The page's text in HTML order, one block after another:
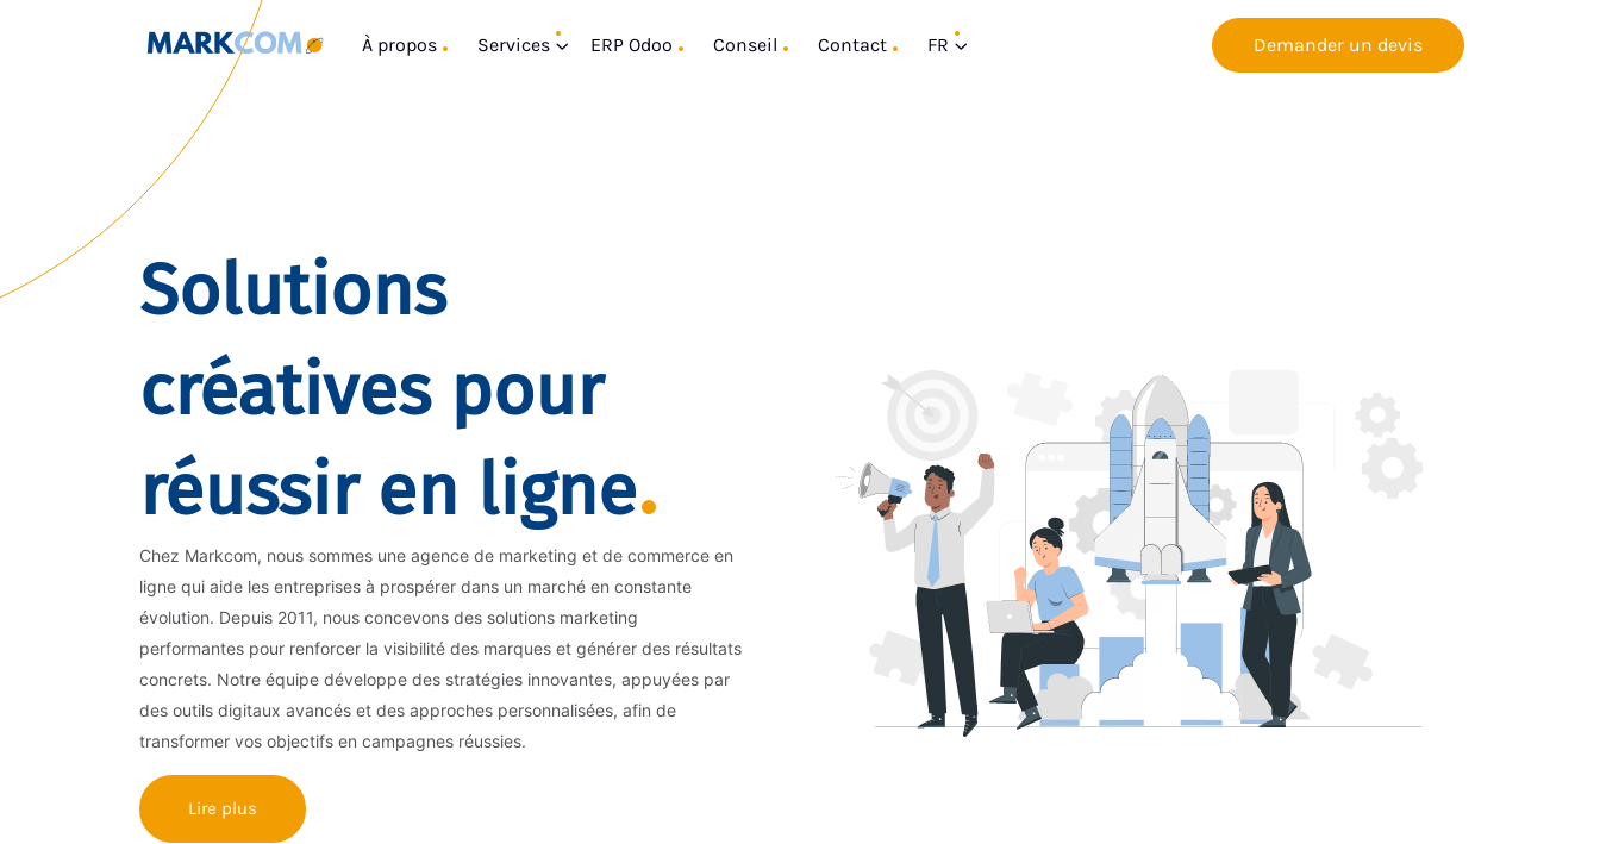
À propos Services ERP Odoo Conseil Contact FR Demander un devis
Solutions
créatives pour
réussir en ligne
Chez Markcom, nous sommes une agence de marketing et de commerce en
ligne qui aide les entreprises à prospérer dans un marché en constante
évolution. Depuis 2011, nous concevons des solutions marketing
performantes pour renforcer la visibilité des marques et générer des résultats
concrets. Notre équipe développe des stratégies innovantes, appuyées par
des outils digitaux avancés et des approches personnalisées, afin de
transformer vos objectifs en campagnes réussies.
Lire plus